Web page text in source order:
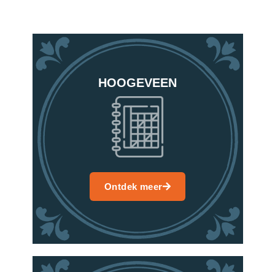
HOOGEVEEN
Ontdek meer